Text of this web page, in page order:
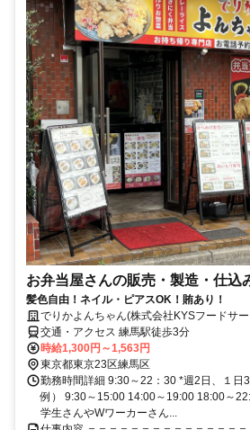
お弁当屋さんの販売・製造・仕込
髪色自由！ネイル・ピアスOK！賄あり！
でりかよんちゃん(株式会社KYSフードサ
交通・アクセス 練馬駅徒歩3分
時給1,300円～1,563円
東京都東京23区練馬区
勤務時間詳細 9:30～22：30 *週2日、１日
例） 9:30～15:00 14:00～19:00 18:00～
学生さんやWワーカーさん...